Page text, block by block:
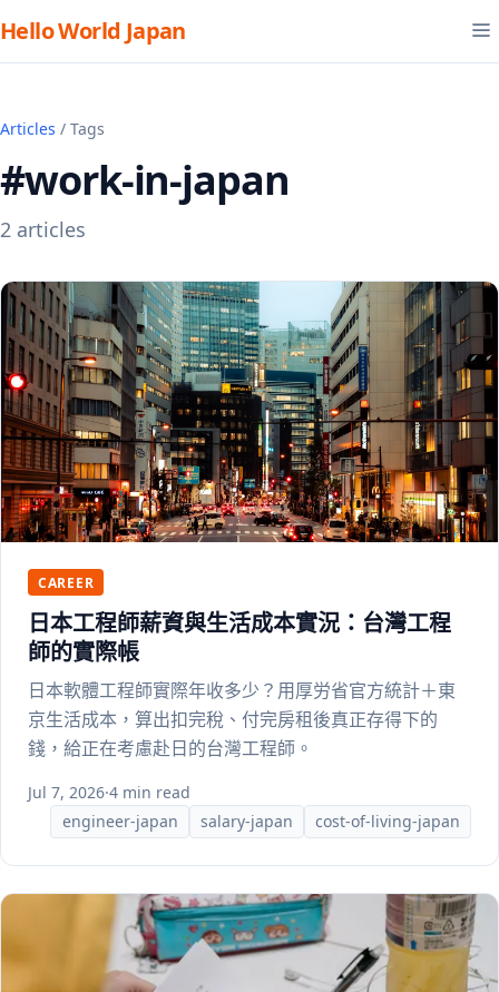
Hello World Japan
Articles / Tags
#work-in-japan
2 articles
CAREER
日本工程師薪資與生活成本實況：台灣工程
師的實際帳
日本軟體工程師實際年收多少？用厚労省官方統計＋東
京生活成本，算出扣完稅、付完房租後真正存得下的
錢，給正在考慮赴日的台灣工程師。
Jul 7, 2026·4 min read
engineer-japan
salary-japan cost-of-living-japan